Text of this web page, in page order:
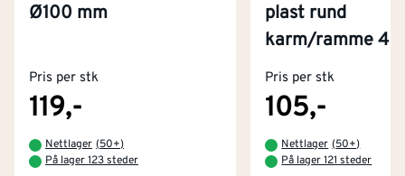
Ø100 mm
Pris per stk
119,-
Nettlager (50+)
På lager 123 steder
plast rund
karm/ramme 4
Pris per stk
105,-
Nettlager (50+)
På lager 121 steder
Kjøpsbetingelser
Tjenester
Montér Klubb
Byggevarehus og åpningstider
Prismatch